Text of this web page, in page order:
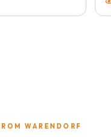
WARENDORF